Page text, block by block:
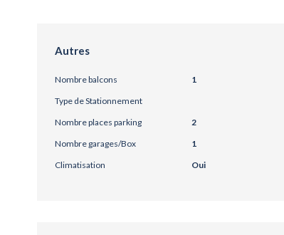
Autres
Nombre balcons
1
Type de Stationnement
Nombre places parking
2
Nombre garages/Box
1
Climatisation
Oui